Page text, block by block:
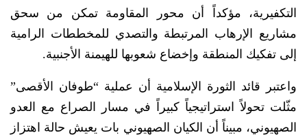
التكفيرية، مؤكداً أن محور المقاومة تمكن من سحق
مشاريع الإرهاب المرتبطة والتصدي للمخططات الرامية
إلى تفكيك المنطقة وإخضاع شعوبها للهيمنة الأجنبية.
واعتبر قائد الثورة الإسلامية أن عملية “طوفان الأقصى”
مثّلت تحولاً استراتيجياً كبيراً في مسار الصراع مع العدو
الصهيوني، مبيناً أن الكيان الصهيوني بات يعيش حالة اهتزاز